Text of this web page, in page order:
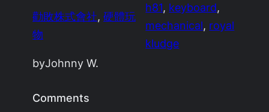
勸敗株式會社, 硬體玩
物
byJohnny W.
h81, keyboard
mechanical, royal
kludge
Comments